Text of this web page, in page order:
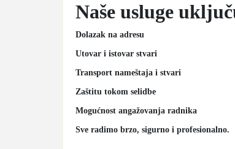
Naše usluge
Dolazak na adresu
Utovar i istovar stvari
Transport nameštaja i stvari
Zaštitu tokom selidbe
Mogućnost angažovanja radnika
Sve radimo brzo, sigurno i profesionalno.